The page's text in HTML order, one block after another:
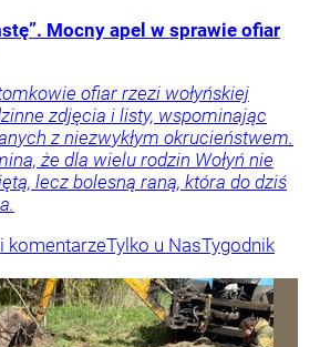
Mocny apel w sprawie ofiar
ofiar rzezi wołyńskiej
zdjęcia i listy, wspominając
z niezwykłym okrucieństwem.
że dla wielu rodzin Wołyń nie
lecz bolesną raną, która do dziś
komentarzeTylko u NasTygodnik